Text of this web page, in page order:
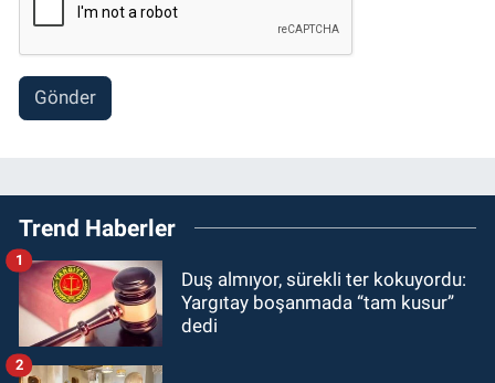
Gönder
Trend Haberler
Duş almıyor, sürekli ter kokuyordu:
Yargıtay boşanmada “tam kusur”
dedi
1
2